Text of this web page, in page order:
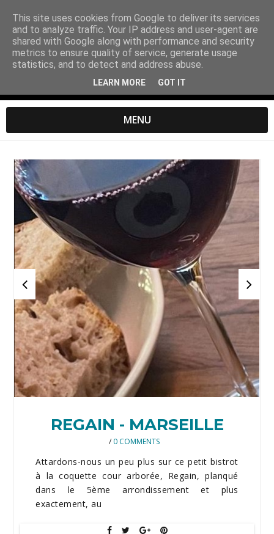
MENU
REGAIN - MARSEILLE
/ 0 COMMENTS
Attardons-nous un peu plus sur ce petit bistrot
à la coquette cour arborée, Regain, planqué
dans le 5ème arrondissement et plus
exactement, au
This site uses cookies from Google to deliver its services
and to analyze traffic. Your IP address and user-agent are
shared with Google along with performance and security
metrics to ensure quality of service, generate usage
statistics, and to detect and address abuse.
LEARN MORE GOT IT